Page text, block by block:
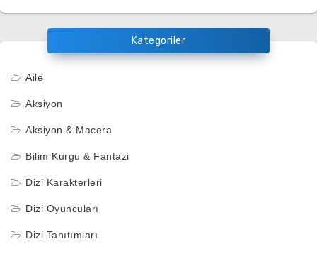
Kategoriler
Aile
Aksiyon
Aksiyon & Macera
Bilim Kurgu & Fantazi
Dizi Karakterleri
Dizi Oyuncuları
Dizi Tanıtımları